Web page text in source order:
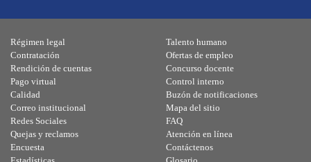
Régimen legal
Contratación
Rendición de cuentas
Pago virtual
Calidad
Talento humano
Ofertas de empleo
Concurso docente
Control interno
Buzón de notificaciones
Correo institucional
Redes Sociales
Quejas y reclamos
Encuesta
Mapa del sitio
FAQ
Atención en línea
Contáctenos